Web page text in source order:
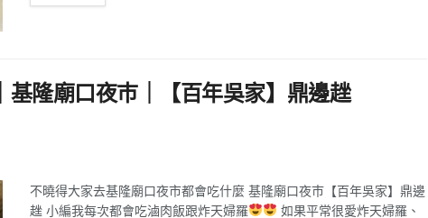
隆廟口夜巿｜【百年吳家】鼎邊趖
不曉得大家去基隆廟口夜市都會吃什麼 基隆廟口夜巿【百年吳家】鼎邊
趖 小編我每次都會吃滷肉飯跟炸天婦羅
如果平常很愛炸天婦羅、